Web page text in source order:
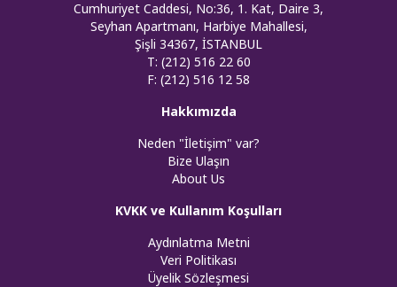
Cumhuriyet Caddesi, No:36, 1. Kat, Daire 3,
Seyhan Apartmanı, Harbiye Mahallesi,
Şişli 34367, İSTANBUL
T: (212) 516 22 60
F: (212) 516 12 58
Hakkımızda
Neden "İletişim" var?
Bize Ulaşın
About Us
KVKK ve Kullanım Koşulları
Aydınlatma Metni
Veri Politikası
Üyelik Sözleşmesi